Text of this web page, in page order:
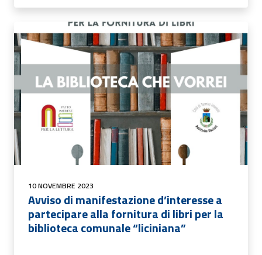
10 NOVEMBRE 2023
Avviso di manifestazione d’interesse a
partecipare alla fornitura di libri per la
biblioteca comunale “liciniana”